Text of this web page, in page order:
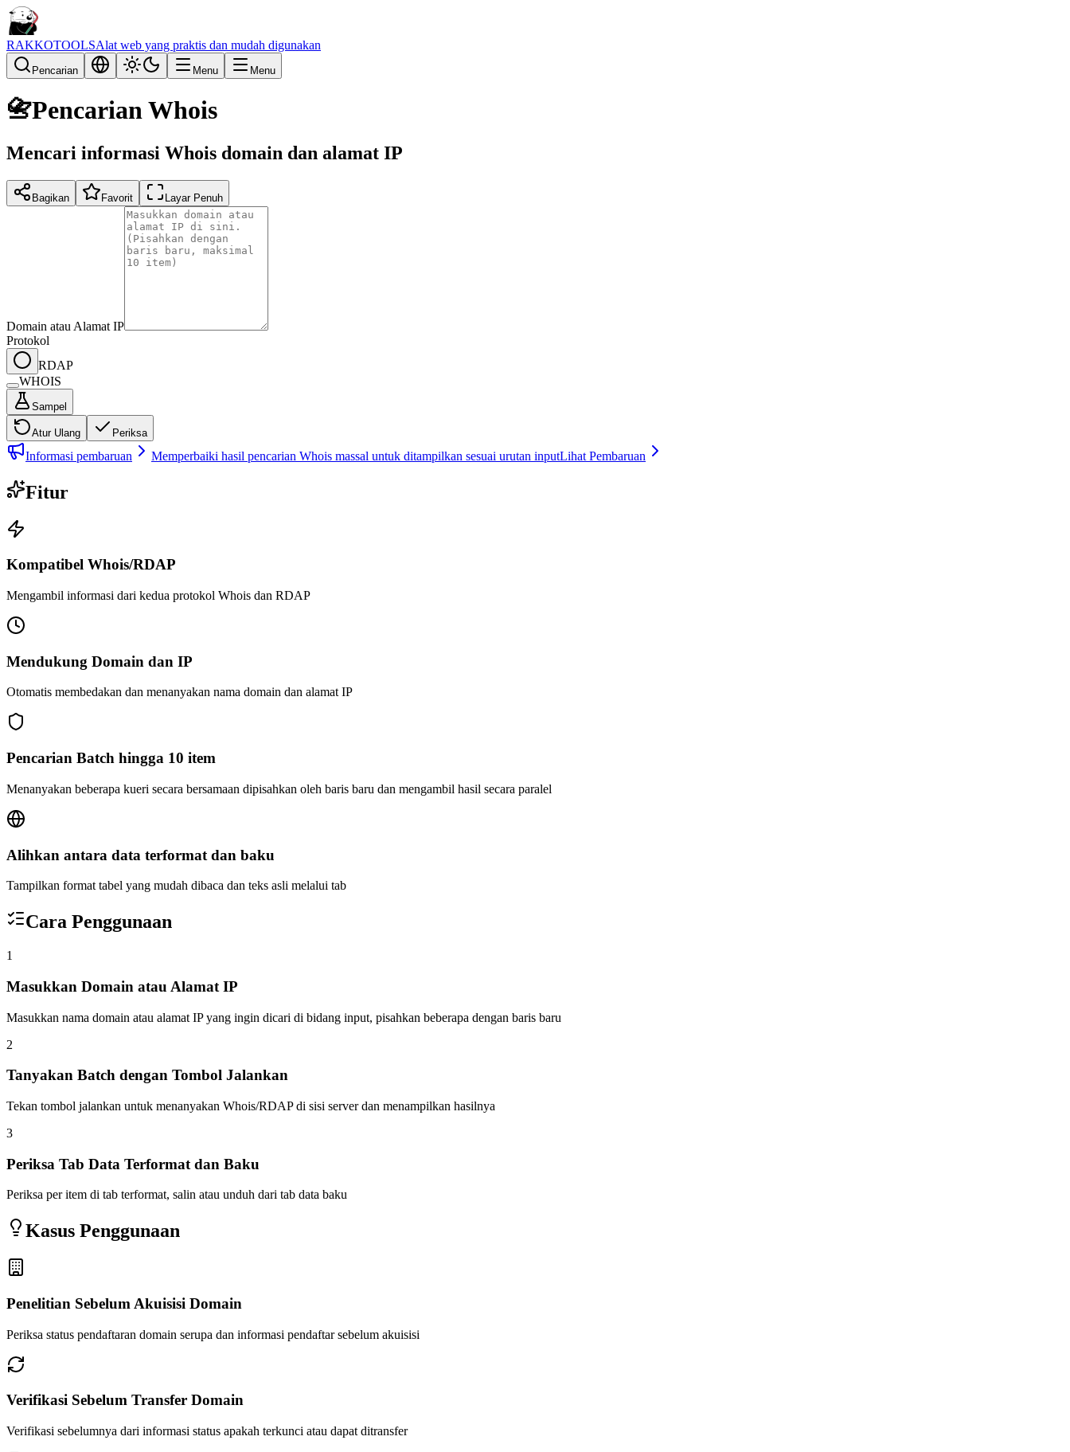
RAKKOTOOLSAlat web yang praktis dan mudah digunakan
Pencarian Menu Menu
📇Pencarian Whois
Mencari informasi Whois domain dan alamat IP
Bagikan Favorit Layar Penuh
Domain atau Alamat IP
Protokol
RDAP
WHOIS
Sampel
Atur Ulang Periksa
Informasi pembaruan Memperbaiki hasil pencarian Whois massal untuk ditampilkan sesuai urutan inputLihat Pembaruan
Fitur
Kompatibel Whois/RDAP
Mengambil informasi dari kedua protokol Whois dan RDAP
Mendukung Domain dan IP
Otomatis membedakan dan menanyakan nama domain dan alamat IP
Pencarian Batch hingga 10 item
Menanyakan beberapa kueri secara bersamaan dipisahkan oleh baris baru dan mengambil hasil secara paralel
Alihkan antara data terformat dan baku
Tampilkan format tabel yang mudah dibaca dan teks asli melalui tab
Cara Penggunaan
1
Masukkan Domain atau Alamat IP
Masukkan nama domain atau alamat IP yang ingin dicari di bidang input, pisahkan beberapa dengan baris baru
2
Tanyakan Batch dengan Tombol Jalankan
Tekan tombol jalankan untuk menanyakan Whois/RDAP di sisi server dan menampilkan hasilnya
3
Periksa Tab Data Terformat dan Baku
Periksa per item di tab terformat, salin atau unduh dari tab data baku
Kasus Penggunaan
Penelitian Sebelum Akuisisi Domain
Periksa status pendaftaran domain serupa dan informasi pendaftar sebelum akuisisi
Verifikasi Sebelum Transfer Domain
Verifikasi sebelumnya dari informasi status apakah terkunci atau dapat ditransfer